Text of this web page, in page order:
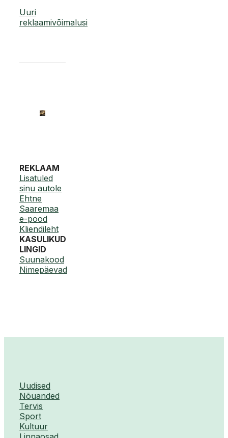
Uuri
reklaamivõimalusi
REKLAAM
Lisatuled
sinu autole
Ehtne
Saaremaa
e-pood
Kliendileht
KASULIKUD
LINGID
Suunakood
Nimepäevad
Uudised
Nõuanded
Tervis
Sport
Kultuur